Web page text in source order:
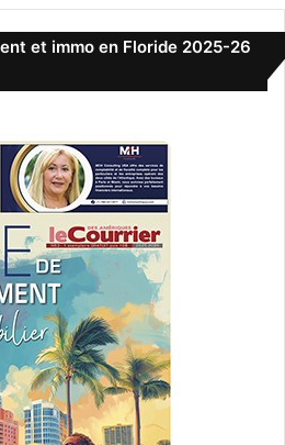
et immo en Floride 2025-26